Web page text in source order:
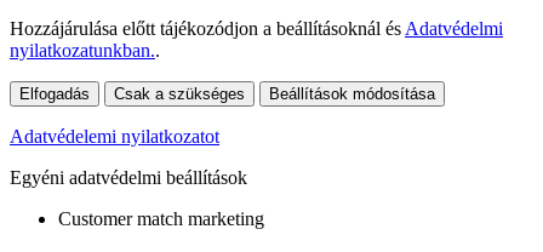
Hozzájárulása előtt tájékozódjon a beállításoknál és Adatvédelmi
nyilatkozatunkban..
Elfogadás Csak a szükséges Beállítások módosítása
Adatvédelemi nyilatkozatot
Egyéni adatvédelmi beállítások
Customer match marketing